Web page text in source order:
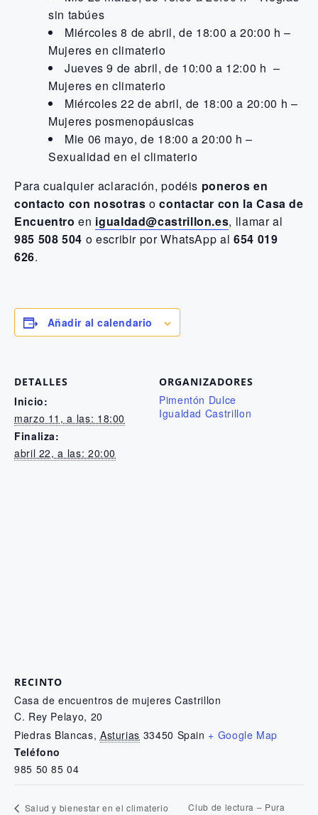
sin tabúes
Miércoles 8 de abril, de 18:00 a 20:00 h –
Mujeres en climaterio
Jueves 9 de abril, de 10:00 a 12:00 h –
Mujeres en climaterio
Miércoles 22 de abril, de 18:00 a 20:00 h –
Mujeres posmenopáusicas
Mie 06 mayo, de 18:00 a 20:00 h –
Sexualidad en el climaterio
Para cualquier aclaración, podéis poneros en
contacto con nosotras ocontactar con la Casa de
Encuentro en igualdad@castrillon.es, llamar al
985 508 504 o escribir por WhatsApp al 654 019
626.
Añadir al calendario
DETALLES
Inicio:
marzo 11, a las: 18:00
Finaliza:
abril 22, a las: 20:00
ORGANIZADORES
Pimentón Dulce
Igualdad Castrillon
RECINTO
Casa de encuentros de mujeres Castrillon
C. Rey Pelayo, 20
Piedras Blancas, Asturias 33450 Spain + Google Map
Teléfono
985 50 85 04
Salud y bienestar en el climaterio
Club de lectura – Pura